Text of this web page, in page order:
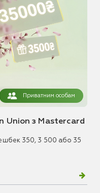
Приватним особам
Union з Mastercard
350, 3 500 або 35